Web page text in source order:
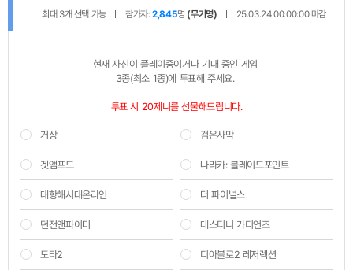
목
:
최대 3개 선택 가능 참가자: 2,845명 (무기명) 25.03.24 00:00:00마감
현재 자신이 플레이중이거나 기대 중인 게임
3종(최소 1종)에 투표해 주세요.
투표 시 20제니를 선물해드립니다.
거상 검은사막
겟앰프드 나라카: 블레이드포인트
대항해시대온라인 더 파이널스
던전앤파이터 데스티니 가디언즈
도타2 디아블로2 레저렉션